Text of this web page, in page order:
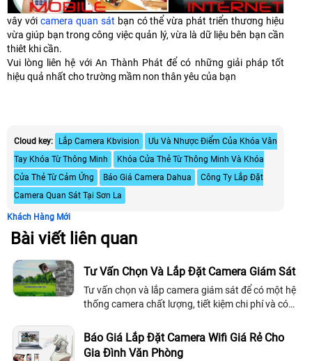
vây với camera quan sát bạn có thể vừa phát triển thương hiệu
vừa giúp bạn trong công việc quản lý, vừa là dữ liệu bên bạn cần
thiêt khi cần.
Vui lòng liên hệ với An Thành Phát để có những giải pháp tốt
hiệu quả nhất cho trường mầm non thân yêu của bạn
Cloud key: Lắp Camera Kbvision
Ưu Và Nhược Điểm Của Khóa Vân
Tay Khóa Từ Thông Minh
Khóa Cửa Thẻ Từ Thông Minh Và Khóa
Cửa Thẻ Từ Cảm Ứng
Báo Giá Camera Dahua
Công Ty Lắp Đặt
Camera Quan Sát Tại Sơn La
Khách Hàng Mới
Bài viết liên quan
Tư Vấn Chọn Và Lắp Đặt Camera Giám Sát
Tư vấn chọn và lắp camera giám sát để có một hệ
thống camera chất lượng, tiết kiệm chi phí và có
ứng được nhu cầu cảu khách hàng. ...
Báo Giá Lắp Đặt Camera Wifi Giá Rẻ Cho
Gia Đình Văn Phòng